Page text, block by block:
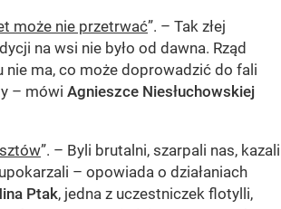
może nie przetrwać”. – Tak złej
na wsi nie było od dawna. Rząd
nie ma, co może doprowadzić do fali
– mówi Agnieszce Niesłuchowskiej
”. – Byli brutalni, szarpali nas, kazali
– opowiada o działaniach
Ptak, jedna z uczestniczek flotylli,